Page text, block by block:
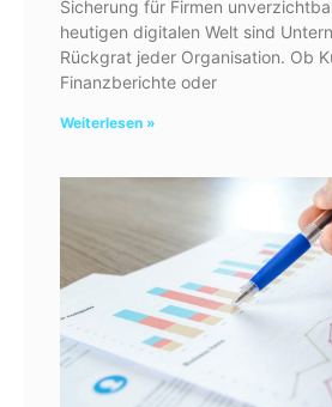
Sicherung für Firmen
heutigen digitalen Welt sind
Rückgrat jeder Organisation. Ob
Finanzberichte oder
Weiterlesen »